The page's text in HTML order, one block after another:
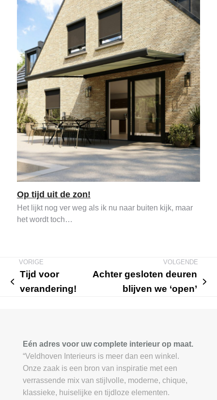
Op tijd uit de zon!
Het lijkt nog ver weg als ik nu naar buiten kijk, maar
het wordt toch…
previous
Tijd voor
verandering!
Achter gesloten deuren
blijven we ‘open’
Eén adres voor uw complete interieur op maat.
“Veldhoven Interieurs is meer dan een winkel.
Onze zaak is een bron van inspiratie met een
verrassende mix van stijlvolle, moderne, chique,
klassieke, huiselijke en tijdloze elementen.